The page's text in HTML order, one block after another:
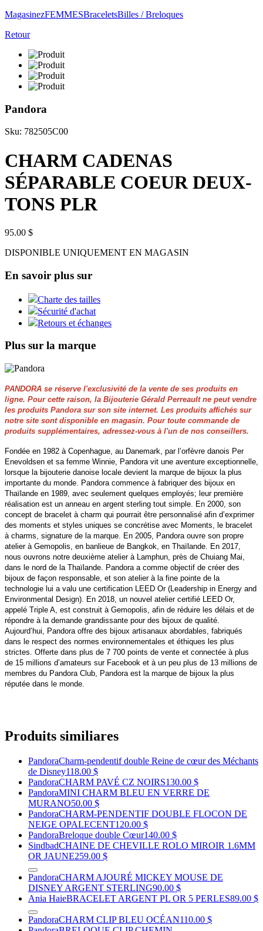
MagasinezFEMMESBraceletsBilles / Breloques
Retour
Pandora
Sku: 782505C00
CHARM CADENAS
SÉPARABLE COEUR DEUX-
TONS PLR
95.00 $
DISPONIBLE UNIQUEMENT EN MAGASIN
En savoir plus sur
Charte des tailles
Sécurité d'achat
Retours et échanges
Plus sur la marque
PANDORA se réserve l'exclusivité de la vente de ses produits en
ligne. Pour cette raison, la Bijouterie Gérald Perreault ne peut vendre
les produits Pandora sur son site internet. Les produits affichés sur
notre site sont disponible en magasin. Pour toute commande de
produits supplémentaires, adressez-vous à l'un de nos conseillers.
Fondée en 1982 à Copenhague, au Danemark, par l’orfèvre danois Per
Enevoldsen et sa femme Winnie, Pandora vit une aventure exceptionnelle,
lorsque la bijouterie danoise locale devient la marque de bijoux la plus
importante du monde. Pandora commence à fabriquer des bijoux en
Thaïlande en 1989, avec seulement quelques employés; leur première
réalisation est un anneau en argent sterling tout simple. En 2000, son
concept de bracelet à charm qui pourrait être personnalisé afin d’exprimer
des moments et styles uniques se concrétise avec Moments, le bracelet
à charms, signature de la marque. En 2005, Pandora ouvre son propre
atelier à Gemopolis, en banlieue de Bangkok, en Thaïlande. En 2017,
nous ouvrons notre deuxième atelier à Lamphun, près de Chuiang Mai,
dans le nord de la Thaïlande. Pandora a comme objectif de créer des
bijoux de façon responsable, et son atelier à la fine pointe de la
technologie lui a valu une certification LEED Or (Leadership in Energy and
Environmental Design). En 2018, un nouvel atelier certifié LEED Or,
appelé Triple A, est construit à Gemopolis, afin de réduire les délais et de
répondre à la demande grandissante pour des bijoux de qualité.
Aujourd’hui, Pandora offre des bijoux artisanaux abordables, fabriqués
dans le respect des normes environnementales et éthiques les plus
strictes. Offerte dans plus de 7 700 points de vente et connectée à plus
de 15 millions d’amateurs sur Facebook et à un peu plus de 13 millions de
membres du Pandora Club, Pandora est la marque de bijoux la plus
réputée dans le monde.
Produits similiares
PandoraCharm-pendentif double Reine de cœur des Méchants
de Disney118.00 $
PandoraCHARM PAVÉ CZ NOIRS130.00 $
PandoraMINI CHARM BLEU EN VERRE DE
MURANO50.00 $
PandoraCHARM-PENDENTIF DOUBLE FLOCON DE
NEIGE OPALECENT120.00 $
PandoraBreloque double Cœur140.00 $
SindbadCHAINE DE CHEVILLE ROLO MIROIR 1.6MM
OR JAUNE259.00 $
PandoraCHARM AJOURÉ MICKEY MOUSE DE
DISNEY ARGENT STERLING90.00 $
Ania HaieBRACELET ARGENT PL OR 5 PERLES89.00 $
PandoraCHARM CLIP BLEU OCÉAN110.00 $